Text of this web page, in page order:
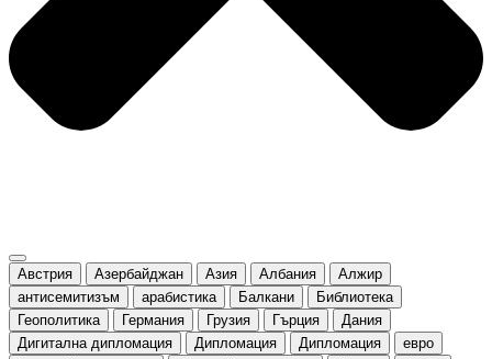
Австрия Азербайджан Азия Албания
Алжир
антисемитизъм
арабистика Балкани
Библиотека
Геополитика
Германия Грузия Гърция
Дания
Дигитална дипломация
Дипломация Дипломация
евро